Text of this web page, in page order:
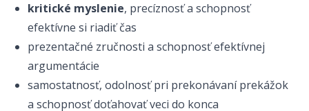
kritické myslenie, precíznosť a schopnosť
efektívne si riadiť čas
prezentačné zručnosti a schopnosť efektívnej
argumentácie
samostatnosť, odolnosť pri prekonávaní prekážok
a schopnosť doťahovať veci do konca